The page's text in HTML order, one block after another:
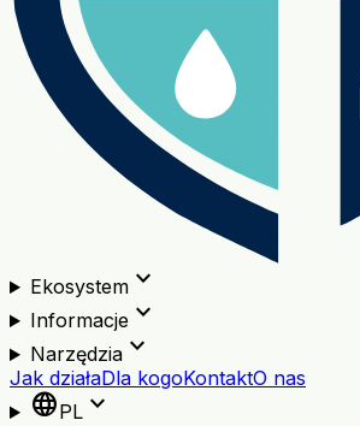
Ekosystemexpand_more
Informacjeexpand_more
Narzędziaexpand_more
Jak działaDla kogoKontaktO nas
languagePL expand_more